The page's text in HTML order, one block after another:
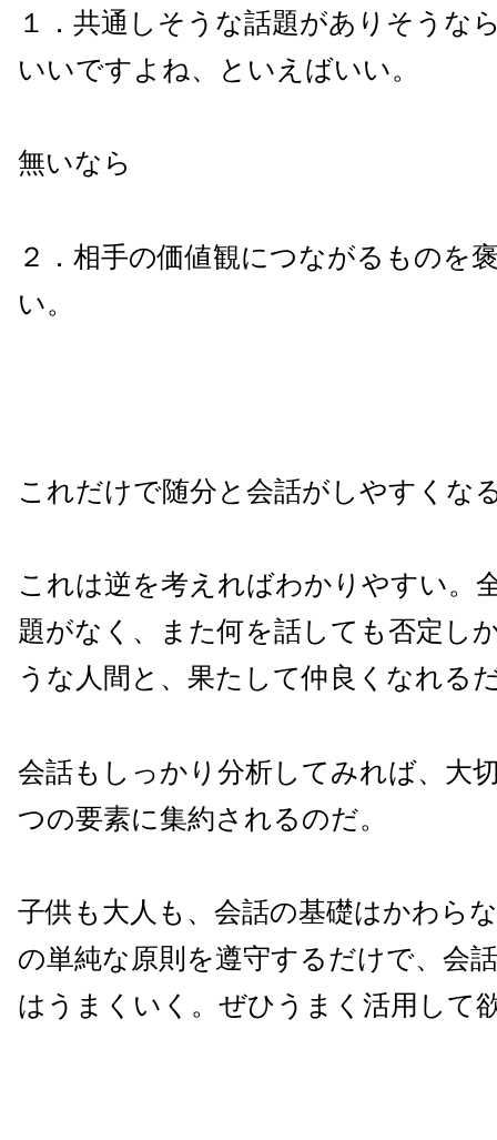
１．共通しそうな話題がありそうな
いいですよね、といえばいい。
無いなら
２．相手の価値観につながるものを
い。
これだけで随分と会話がしやすくな
これは逆を考えればわかりやすい。
題がなく、また何を話しても否定し
うな人間と、果たして仲良くなれる
会話もしっかり分析してみれば、大
つの要素に集約されるのだ。
子供も大人も、会話の基礎はかわら
の単純な原則を遵守するだけで、会
はうまくいく。ぜひうまく活用して